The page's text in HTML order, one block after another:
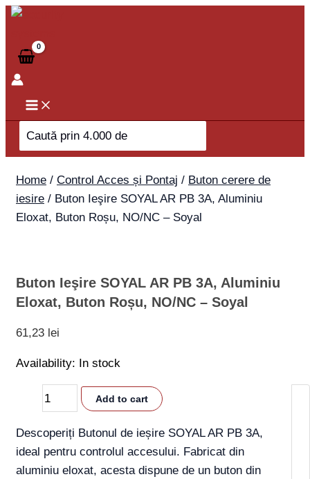
Skip
content
Search
for:
Home / Control Acces și Pontaj / Buton cerere de
iesire / Buton Ieşire SOYAL AR PB 3A, Aluminiu
Eloxat, Buton Roșu, NO/NC – Soyal
Buton Ieşire SOYAL AR PB 3A, Aluminiu
Eloxat, Buton Roșu, NO/NC – Soyal
61,23 lei
Availability: In stock
Buton
SOYAL
AR
PB
3A,
Aluminiu
Eloxat,
Buton
Roșu,
NO/NC
-
Add to cart
Descoperiți Butonul de ieșire SOYAL AR PB 3A,
ideal pentru controlul accesului. Fabricat din
aluminiu eloxat, acesta dispune de un buton din